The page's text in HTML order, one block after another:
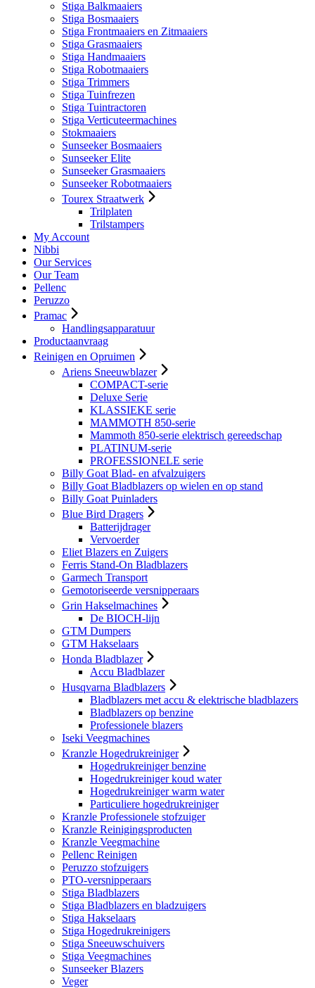
Stiga Balkmaaiers
Stiga Bosmaaiers
Stiga Frontmaaiers en Zitmaaiers
Stiga Grasmaaiers
Stiga Handmaaiers
Stiga Robotmaaiers
Stiga Trimmers
Stiga Tuinfrezen
Stiga Tuintractoren
Stiga Verticuteermachines
Stokmaaiers
Sunseeker Bosmaaiers
Sunseeker Elite
Sunseeker Grasmaaiers
Sunseeker Robotmaaiers
Tourex Straatwerk
Trilplaten
Trilstampers
My Account
Nibbi
Our Services
Our Team
Pellenc
Peruzzo
Pramac
Handlingsapparatuur
Productaanvraag
Reinigen en Opruimen
Ariens Sneeuwblazer
COMPACT-serie
Deluxe Serie
KLASSIEKE serie
MAMMOTH 850-serie
Mammoth 850-serie elektrisch gereedschap
PLATINUM-serie
PROFESSIONELE serie
Billy Goat Blad- en afvalzuigers
Billy Goat Bladblazers op wielen en op stand
Billy Goat Puinladers
Blue Bird Dragers
Batterijdrager
Vervoerder
Eliet Blazers en Zuigers
Ferris Stand-On Bladblazers
Garmech Transport
Gemotoriseerde versnipperaars
Grin Hakselmachines
De BIOCH-lijn
GTM Dumpers
GTM Hakselaars
Honda Bladblazer
Accu Bladblazer
Husqvarna Bladblazers
Bladblazers met accu & elektrische bladblazers
Bladblazers op benzine
Professionele blazers
Iseki Veegmachines
Kranzle Hogedrukreiniger
Hogedrukreiniger benzine
Hogedrukreiniger koud water
Hogedrukreiniger warm water
Particuliere hogedrukreiniger
Kranzle Professionele stofzuiger
Kranzle Reinigingsproducten
Kranzle Veegmachine
Pellenc Reinigen
Peruzzo stofzuigers
PTO-versnipperaars
Stiga Bladblazers
Stiga Bladblazers en bladzuigers
Stiga Hakselaars
Stiga Hogedrukreinigers
Stiga Sneeuwschuivers
Stiga Veegmachines
Sunseeker Blazers
Veger